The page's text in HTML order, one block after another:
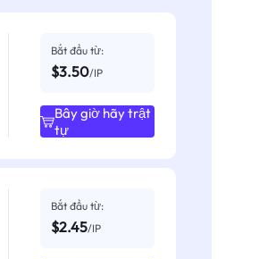
Bắt đầu từ:
$3.50/IP
Bây giờ hãy trật
tự
Bắt đầu từ:
$2.45/IP